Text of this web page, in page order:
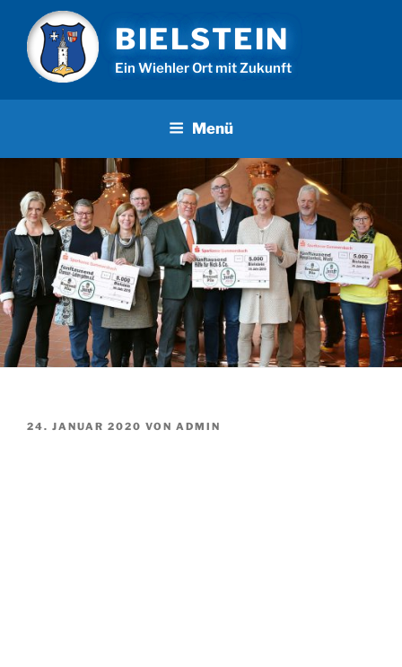
Inhalt
springen
BIELSTEIN
Ein Wiehler Ort mit Zukunft
Menü
VERÖFFENTLICHT
24. JANUAR 2020 VON ADMIN